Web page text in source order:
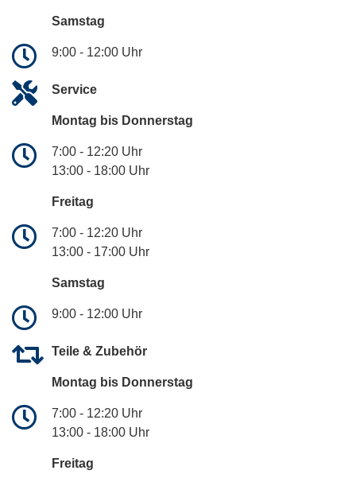
Samstag
9:00 - 12:00 Uhr
Service
Montag bis Donnerstag
7:00 - 12:20 Uhr
13:00 - 18:00 Uhr
Freitag
7:00 - 12:20 Uhr
13:00 - 17:00 Uhr
Samstag
9:00 - 12:00 Uhr
Teile & Zubehör
Montag bis Donnerstag
7:00 - 12:20 Uhr
13:00 - 18:00 Uhr
Freitag